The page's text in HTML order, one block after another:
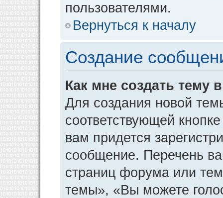
пользователями.
Вернуться к началу
Создание
Как мне создать тему
Для создания новой
соответствующей
вам придется
сообщение. Перечень
страниц форума или
темы», «Вы можете